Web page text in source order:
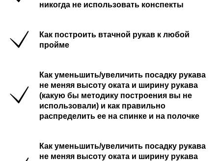
никогда не использовать конспекты
Как построить втачной рукав к любой
пройме
Как уменьшить/увеличить посадку рукава
не меняя высоту оката и ширину рукава
(какую бы методику построения вы не
использовали) и как правильно
распределить ее на спинке и на полочке
Как уменьшить/увеличить посадку рукава
не меняя высоту оката и ширину рукава